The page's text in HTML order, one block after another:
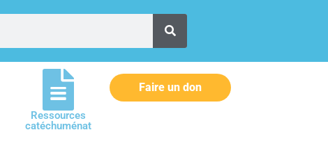
Ressources
catéchuménat
Faire un don